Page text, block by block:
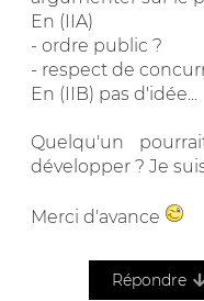
En (IIA)
- ordre public ?
- respect de
En (IIB) pas d'idée...
Quelqu'un
développer ? Je
Merci d'avance
Répondre